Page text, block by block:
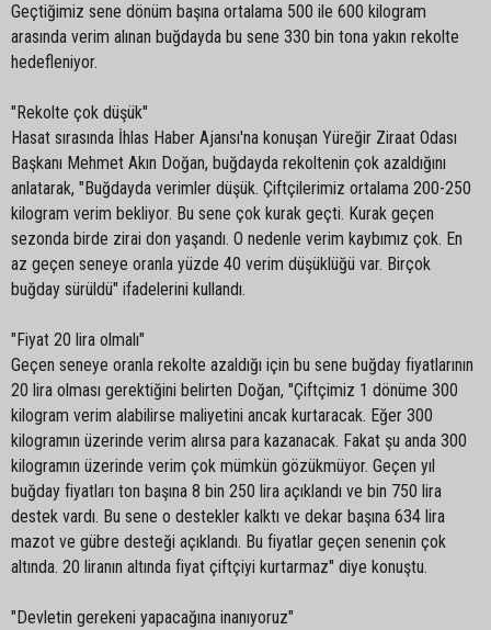
Geçtiğimiz sene dönüm başına ortalama 500 ile 600 kilogram
arasında verim alınan buğdayda bu sene 330 bin tona yakın rekolte
hedefleniyor.
"Rekolte çok düşük"
Hasat sırasında İhlas Haber Ajansı'na konuşan Yüreğir Ziraat Odası
Başkanı Mehmet Akın Doğan, buğdayda rekoltenin çok azaldığını
anlatarak, "Buğdayda verimler düşük. Çiftçilerimiz ortalama 200-250
kilogram verim bekliyor. Bu sene çok kurak geçti. Kurak geçen
sezonda birde zirai don yaşandı. O nedenle verim kaybımız çok. En
az geçen seneye oranla yüzde 40 verim düşüklüğü var. Birçok
buğday sürüldü" ifadelerini kullandı.
"Fiyat 20 lira olmalı"
Geçen seneye oranla rekolte azaldığı için bu sene buğday fiyatlarının
20 lira olması gerektiğini belirten Doğan, "Çiftçimiz 1 dönüme 300
kilogram verim alabilirse maliyetini ancak kurtaracak. Eğer 300
kilogramın üzerinde verim alırsa para kazanacak. Fakat şu anda 300
kilogramın üzerinde verim çok mümkün gözükmüyor. Geçen yıl
buğday fiyatları ton başına 8 bin 250 lira açıklandı ve bin 750 lira
destek vardı. Bu sene o destekler kalktı ve dekar başına 634 lira
mazot ve gübre desteği açıklandı. Bu fiyatlar geçen senenin çok
altında. 20 liranın altında fiyat çiftçiyi kurtarmaz" diye konuştu.
"Devletin gerekeni yapacağına inanıyoruz"